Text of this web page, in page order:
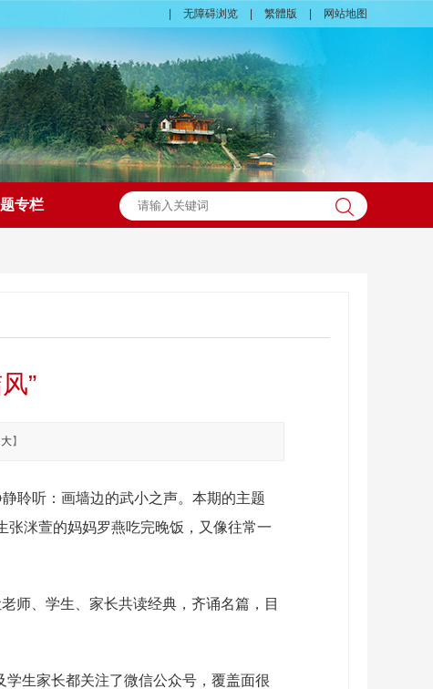
无障碍浏览 繁體版 网站地图
专栏
”
大】
聆听：画墙边的武小之声。本期的主题
洣萱的妈妈罗燕吃完晚饭，又像往常一
师、学生、家长共读经典，齐诵名篇，目
学生家长都关注了微信公众号，覆盖面很